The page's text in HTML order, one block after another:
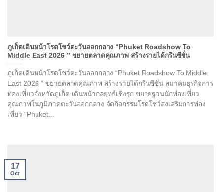
ภูเก็ตเดินหน้าโรดโชว์ตะวันออกกลาง “Phuket Roadshow To
Middle East 2026 ” ขยายตลาดคุณภาพ สร้างรายได้กรีนซีซั่น
ภูเก็ตเดินหน้าโรดโชว์ตะวันออกกลาง “Phuket Roadshow To Middle
East 2026 ” ขยายตลาดคุณภาพ สร้างรายได้กรีนซีซั่น สมาคมธุรกิจการ
ท่องเที่ยวจังหวัดภูเก็ต เดินหน้ากลยุทธ์เชิงรุก ขยายฐานนักท่องเที่ยว
คุณภาพในภูมิภาคตะวันออกกลาง จัดกิจกรรมโรดโชว์ส่งเสริมการท่อง
เที่ยว “Phuket...
17
Oct